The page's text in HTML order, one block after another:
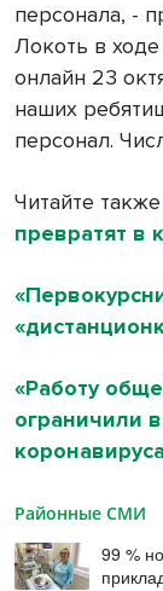
персонала, -
Локоть в
онлайн 23
наших
персонал.
Читайте также
превратят в
«Работу
ограничили
Районные СМИ
99 %